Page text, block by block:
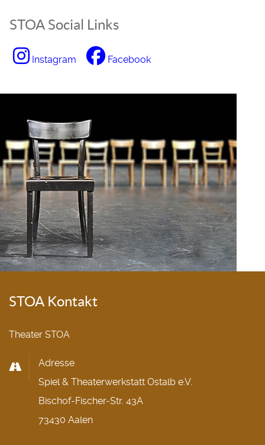
STOA Social Links
Instagram Facebook
STOA Kontakt
Theater STOA
Adresse
Spiel & Theaterwerkstatt Ostalb e.V.
Bischof-Fischer-Str. 43A
73430 Aalen